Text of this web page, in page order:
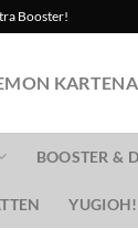
Booster!
BOOSTER &
YUGIOH!